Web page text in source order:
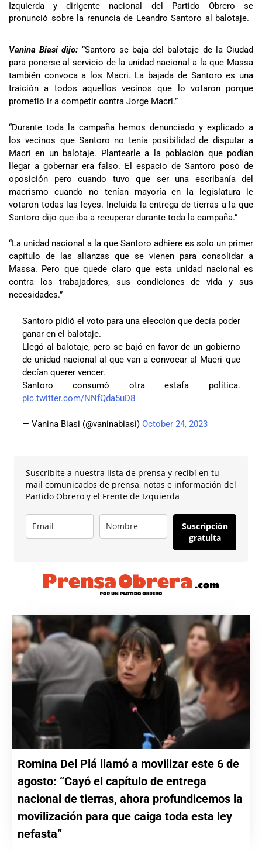
Izquierda y dirigente nacional del Partido Obrero se
pronunció sobre la renuncia de Leandro Santoro al balotaje.
Vanina Biasi dijo: “Santoro se baja del balotaje de la Ciudad
para ponerse al servicio de la unidad nacional a la que Massa
también convoca a los Macri. La bajada de Santoro es una
traición a todos aquellos vecinos que lo votaron porque
prometió ir a competir contra Jorge Macri.”
“Durante toda la campaña hemos denunciado y explicado a
los vecinos que Santoro no tenía posibilidad de disputar a
Macri en un balotaje. Plantearle a la población que podían
llegar a gobernar era falso. El espacio de Santoro posó de
oposición pero cuando tuvo que ser una escribanía del
macrismo cuando no tenían mayoría en la legislatura le
votaron todas las leyes. Incluida la entrega de tierras a la que
Santoro dijo que iba a recuperar durante toda la campaña.”
“La unidad nacional a la que Santoro adhiere es solo un primer
capítulo de las alianzas que se vienen para consolidar a
Massa. Pero que quede claro que esta unidad nacional es
contra los trabajadores, sus condiciones de vida y sus
necesidades.”
Santoro pidió el voto para una elección que decía poder
ganar en el balotaje.
Llegó al balotaje, pero se bajó en favor de un gobierno
de unidad nacional al que van a convocar al Macri que
decían querer vencer.
Santoro consumó otra estafa política.
pic.twitter.com/NNfQda5uD8
— Vanina Biasi (@vaninabiasi) October 24, 2023
Suscribite a nuestra lista de prensa y recibí en tu
mail comunicados de prensa, notas e información del
Partido Obrero y el Frente de Izquierda
Suscripción
gratuita
Romina Del Plá llamó a movilizar este 6 de
agosto: “Cayó el capítulo de entrega
nacional de tierras, ahora profundicemos la
movilización para que caiga toda esta ley
nefasta”